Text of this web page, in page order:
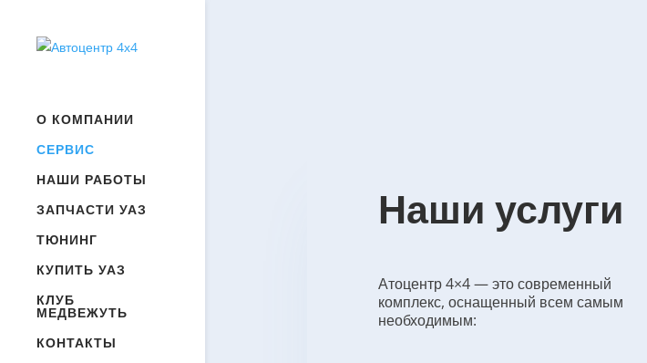
О КОМПАНИИ
СЕРВИС
НАШИ РАБОТЫ
ЗАПЧАСТИ УАЗ
ТЮНИНГ
КУПИТЬ УАЗ
КЛУБ
МЕДВЕЖУТЬ
КОНТАКТЫ
Наши услуги
Атоцентр 4×4 — это современный
комплекс, оснащенный всем самым
необходимым: